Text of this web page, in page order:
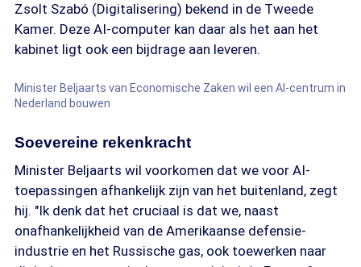
Zsolt Szabó (Digitalisering) bekend in de Tweede
Kamer. Deze AI-computer kan daar als het aan het
kabinet ligt ook een bijdrage aan leveren.
Minister Beljaarts van Economische Zaken wil een AI-centrum in
Nederland bouwen
Soevereine rekenkracht
Minister Beljaarts wil voorkomen dat we voor AI-
toepassingen afhankelijk zijn van het buitenland, zegt
hij. "Ik denk dat het cruciaal is dat we, naast
onafhankelijkheid van de Amerikaanse defensie-
industrie en het Russische gas, ook toewerken naar